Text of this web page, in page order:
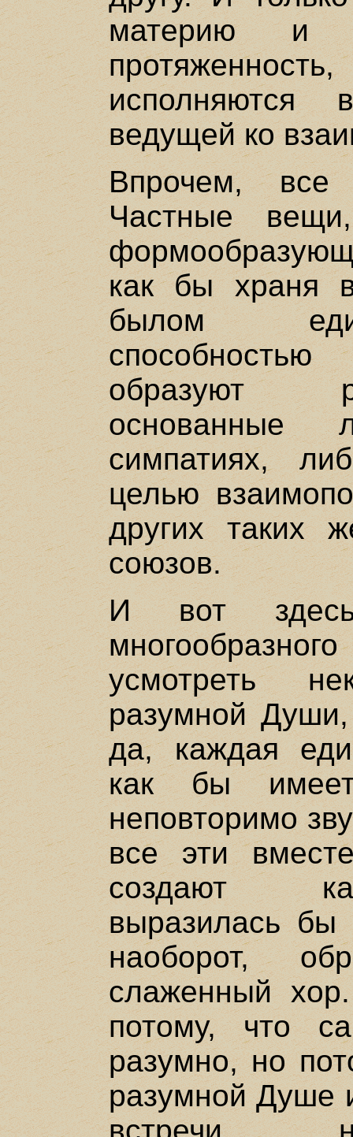
материю и
исполняются
ведущей ко
Впрочем, все
Частные
как бы храня
былом
образуют
основанные
симпатиях,
целью
других таких
союзов.
И вот
усмотреть
разумной
да, каждая
как бы
неповторимо
все эти
создают
выразилась
наоборот,
слаженный
потому, что
разумно, но
разумной Душе